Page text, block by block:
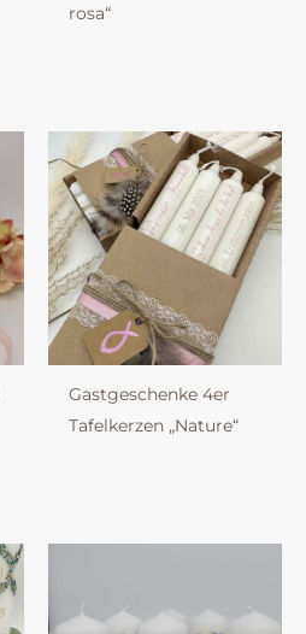
rosa“
Gastgeschenke 4er
Tafelkerzen „Nature“